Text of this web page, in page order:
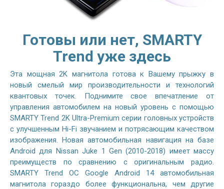
Готовы или нет, SMARTY
Trend уже здесь
Эта мощная 2K магнитола готова к Вашему прыжку в
новый смелый мир производительности и технологий
квантовых точек. Поднимите свое впечатление от
управления автомобилем на новый уровень с помощью
SMARTY Trend 2K Ultra-Premium серии головных устройств
с улучшенным Hi-Fi звучанием и потрясающим качеством
изображения. Новая автомобильная навигация на базе
Android для Nissan Juke 1 Gen (2010-2018) имеет массу
преимуществ по сравнению с оригинальным радио.
SMARTY Trend ОС Google Android 14 автомобильная
магнитола гораздо более функциональна, чем другие